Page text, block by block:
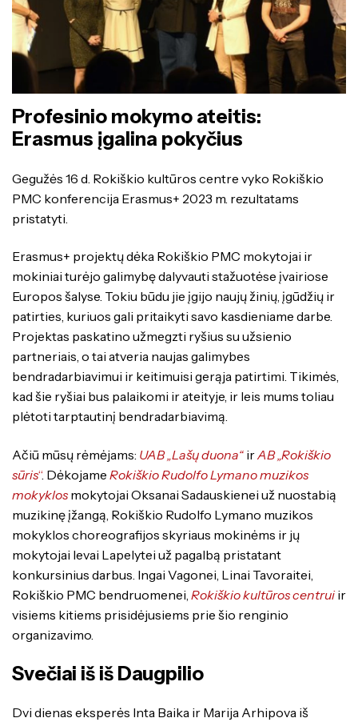
Mokymo moduliai bendrojo ugdymo
mokiniams
Kompetencijų vertinimas
Traktorininkų mokymas
Formaliojo profesinio mokymo
programos
ES struktūriniai projektai
ERASMUS+
Profesinio mokymo ateitis:
Erasmus įgalina pokyčius
Gegužės 16 d. Rokiškio kultūros centre vyko Rokiškio
PMC konferencija Erasmus+ 2023 m. rezultatams
pristatyti.
Erasmus+ projektų dėka Rokiškio PMC mokytojai ir
mokiniai turėjo galimybę dalyvauti stažuotėse įvairiose
Europos šalyse. Tokiu būdu jie įgijo naujų žinių, įgūdžių ir
patirties, kuriuos gali pritaikyti savo kasdieniame darbe.
Projektas paskatino užmegzti ryšius su užsienio
partneriais, o tai atveria naujas galimybes
bendradarbiavimui ir keitimuisi gerąja patirtimi. Tikimės,
kad šie ryšiai bus palaikomi ir ateityje, ir leis mums toliau
plėtoti tarptautinį bendradarbiavimą.
Ačiū mūsų rėmėjams: UAB „Lašų duona“ irAB „Rokiškio
sūris“. Dėkojame Rokiškio Rudolfo Lymano muzikos
mokyklos mokytojai Oksanai Sadauskienei už nuostabią
muzikinę įžangą, Rokiškio Rudolfo Lymano muzikos
mokyklos choreografijos skyriaus mokinėms ir jų
mokytojai Ievai Lapelytei už pagalbą pristatant
konkursinius darbus. Ingai Vagonei, Linai Tavoraitei,
Rokiškio PMC bendruomenei, Rokiškio kultūros centruiir
visiems kitiems prisidėjusiems prie šio renginio
organizavimo.
Svečiai iš iš Daugpilio
Dvi dienas eksperės Inta Baika ir Marija Arhipova iš